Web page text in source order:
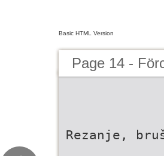
Basic HTML Version
Page 14 -
Rezanje,